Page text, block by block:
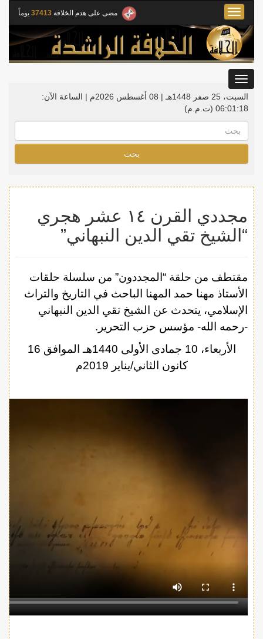
مضى على هدم الخلافة 37413 يوماً
Toggle
navigation
السبت، 25 صفر 1448هـ | 08 أغسطس 2026م |
الساعة الآن:
06:01:18 (ت.م.م)
بحث
مجددي القرن ١٤ عشر هجري
“الشيخ تقي الدين النبهاني”
مقتطف من حلقة “المجددون” من سلسلة حلقات
الأستاذ مهنا حمد المهنا الباحث في التاريخ والتراث
الإسلامي، يتحدث عن الشيخ تقي الدين النبهاني
-رحمه الله- مؤسس حزب التحرير.
الأربعاء، 10 جمادى الأولى 1440هـ الموافق 16
كانون الثاني/يناير 2019م